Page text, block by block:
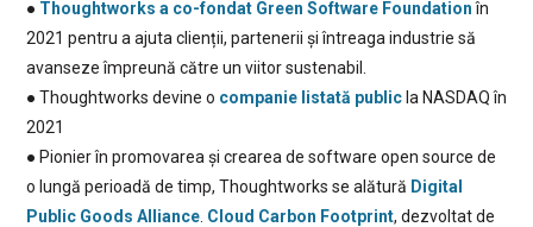
● Thoughtworks a co-fondat Green Software Foundationîn
2021 pentru a ajuta clienții, partenerii și întreaga industrie să
avanseze împreună către un viitor sustenabil.
● Thoughtworks devine o companie listată public la NASDAQ în
2021
● Pionier în promovarea și crearea de software open source de
o lungă perioadă de timp, Thoughtworks se alătură Digital
Public Goods Alliance. Cloud Carbon Footprint, dezvoltat de